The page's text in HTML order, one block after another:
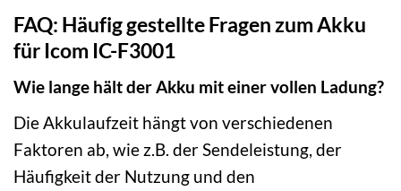
FAQ: Häufig gestellte Fragen zum Akku
für Icom IC-F3001
Wie lange hält der Akku mit einer vollen Ladung?
Die Akkulaufzeit hängt von verschiedenen
Faktoren ab, wie z.B. der Sendeleistung, der
Häufigkeit der Nutzung und den